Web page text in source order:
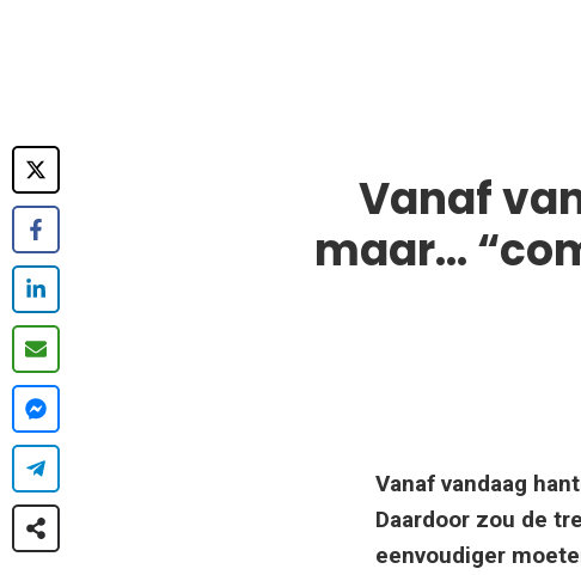
Vanaf
maar…
Vanaf vandaag
Daardoor zou de
eenvoudiger